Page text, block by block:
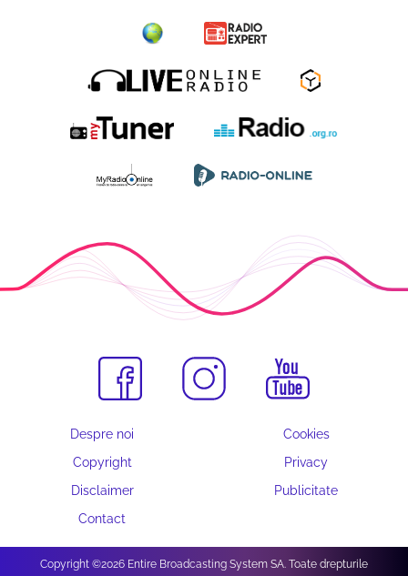
Despre noi
Cookies
Copyright
Privacy
Disclaimer
Publicitate
Contact
Copyright ©2026 Entire Broadcasting System SA. Toate drepturile